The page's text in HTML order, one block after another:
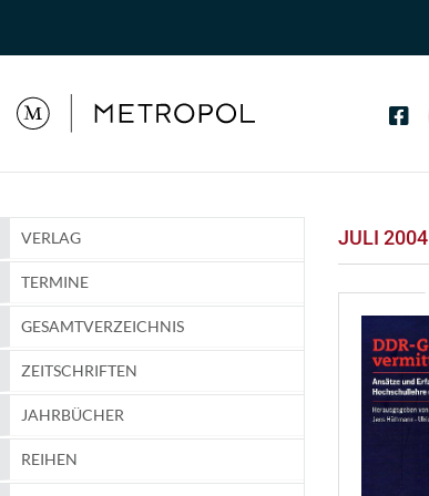
VERLAG
TERMINE
GESAMTVERZEICHNIS
ZEITSCHRIFTEN
JAHRBÜCHER
REIHEN
JULI 2004